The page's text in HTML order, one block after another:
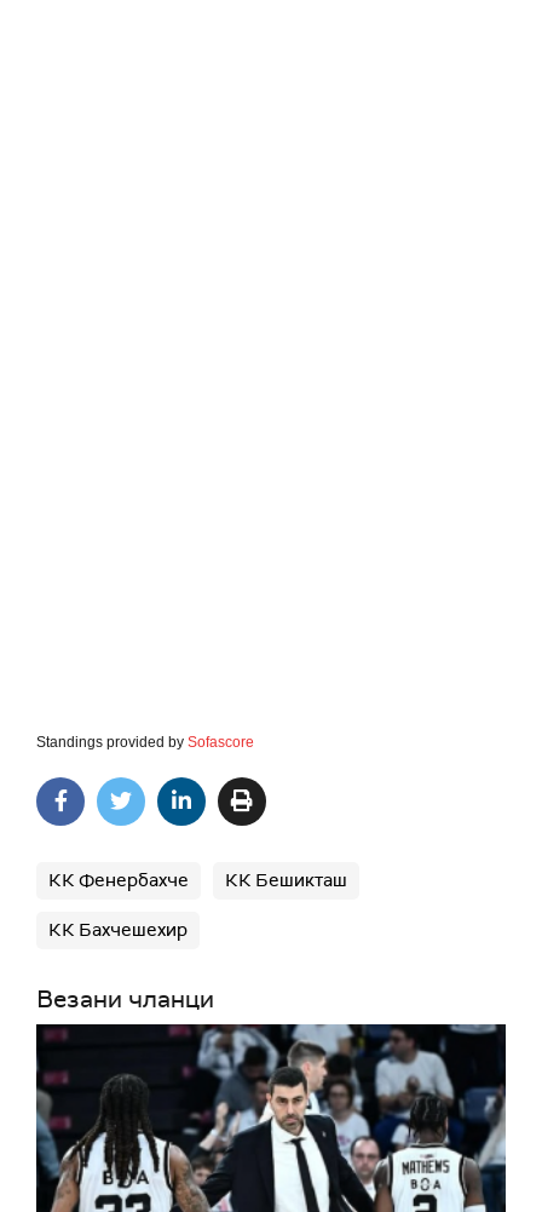
Standings provided by Sofascore
КК Фенербахче КК Бешикташ
КК Бахчешехир
Везани чланци